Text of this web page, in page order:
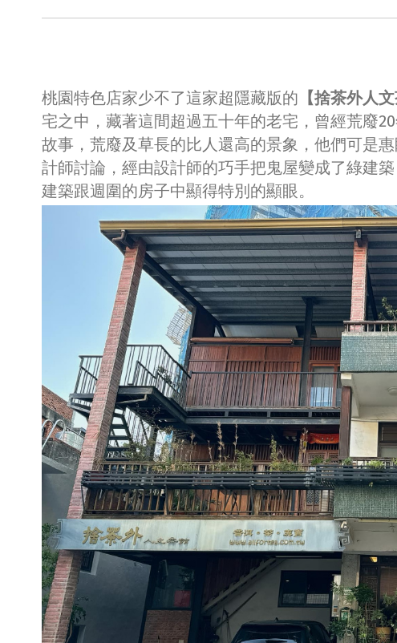
桃園特色店家少不了這家超隱藏版的 【捨茶外人文
宅之中，藏著這間超過五十年的老宅，曾經荒廢
故事，荒廢及草長的比人還高的景象，他們可是
計師討論，經由設計師的巧手把鬼屋變成了綠建
建築跟週圍的房子中顯得特別的顯眼。